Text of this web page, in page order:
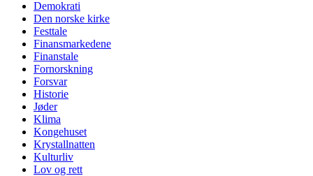
Demokrati
Den norske kirke
Festtale
Finansmarkedene
Finanstale
Fornorskning
Forsvar
Historie
Jøder
Klima
Kongehuset
Krystallnatten
Kulturliv
Lov og rett